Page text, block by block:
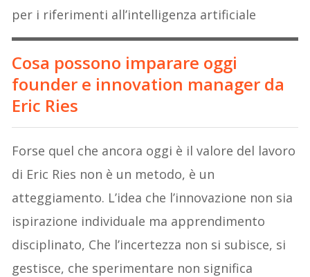
per i riferimenti all’intelligenza artificiale
Cosa possono imparare oggi
founder e innovation manager da
Eric Ries
Forse quel che ancora oggi è il valore del lavoro
di Eric Ries non è un metodo, è un
atteggiamento. L’idea che l’innovazione non sia
ispirazione individuale ma apprendimento
disciplinato, Che l’incertezza non si subisce, si
gestisce, che sperimentare non significa